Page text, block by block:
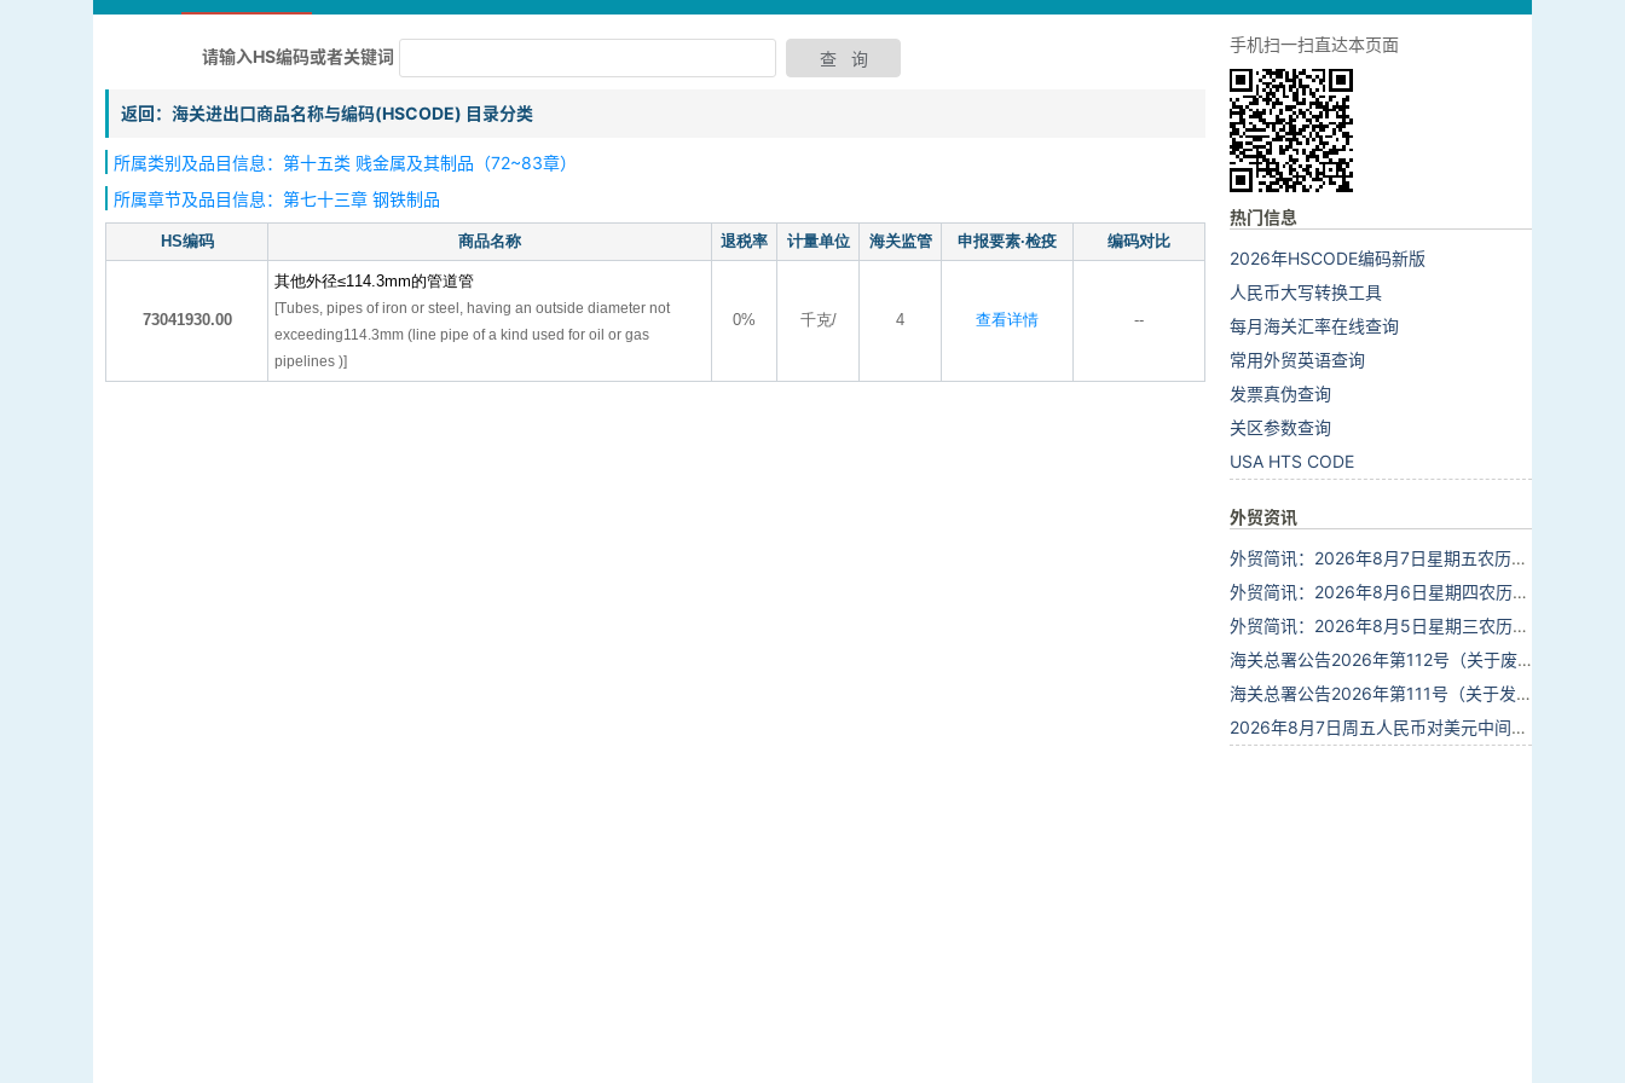
请输入HS编码或者关键词
返回：海关进出口商品名称与编码(HSCODE) 目录分类
所属类别及品目信息：第十五类 贱金属及其制品（72~83章）
所属章节及品目信息：第七十三章 钢铁制品
HS编码 商品名称 退税率 计量单位 海关监管 申报要素·检疫 编码对比
73041930.00
其他外径≤114.3mm的管道管
[Tubes, pipes of iron or steel, having an outside diameter not
exceeding114.3mm (line pipe of a kind used for oil or gas
pipelines )]
0% 千克/ 4 查看详情 --
手机扫一扫直达本页面
热门信息
2026年HSCODE编码新版
人民币大写转换工具
每月海关汇率在线查询
常用外贸英语查询
发票真伪查询
关区参数查询
USA HTS CODE
外贸资讯
外贸简讯：2026年8月7日星期五农历六月廿五
外贸简讯：2026年8月6日星期四农历六月廿四
外贸简讯：2026年8月5日星期三农历六月廿三
海关总署公告2026年第112号（关于废止部分卫生检疫类规范性文件的公告）
海关总署公告2026年第111号（关于发布《进出境动植物检疫处理监督管理工作规定》《进出境卫生处理监督管理工作规定》的公告）
2026年8月7日周五人民币对美元中间价报6.7904调贬9个基点